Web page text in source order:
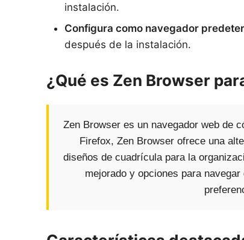
instalación.
Configura como navegador
después de la instalación.
¿Qué es Zen Browser
Zen Browser es un navegador web de
Firefox, Zen Browser ofrece una
diseños de cuadrícula para la
mejorado y opciones para